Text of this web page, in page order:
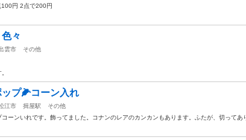
100円 2点で200円
々
雲市
その他
プ🌽コーン入れ
江市 揖屋駅
その他
コーンいれです。飾ってました。コナンのレアのカンカンもあります。ふたが、切ってあ